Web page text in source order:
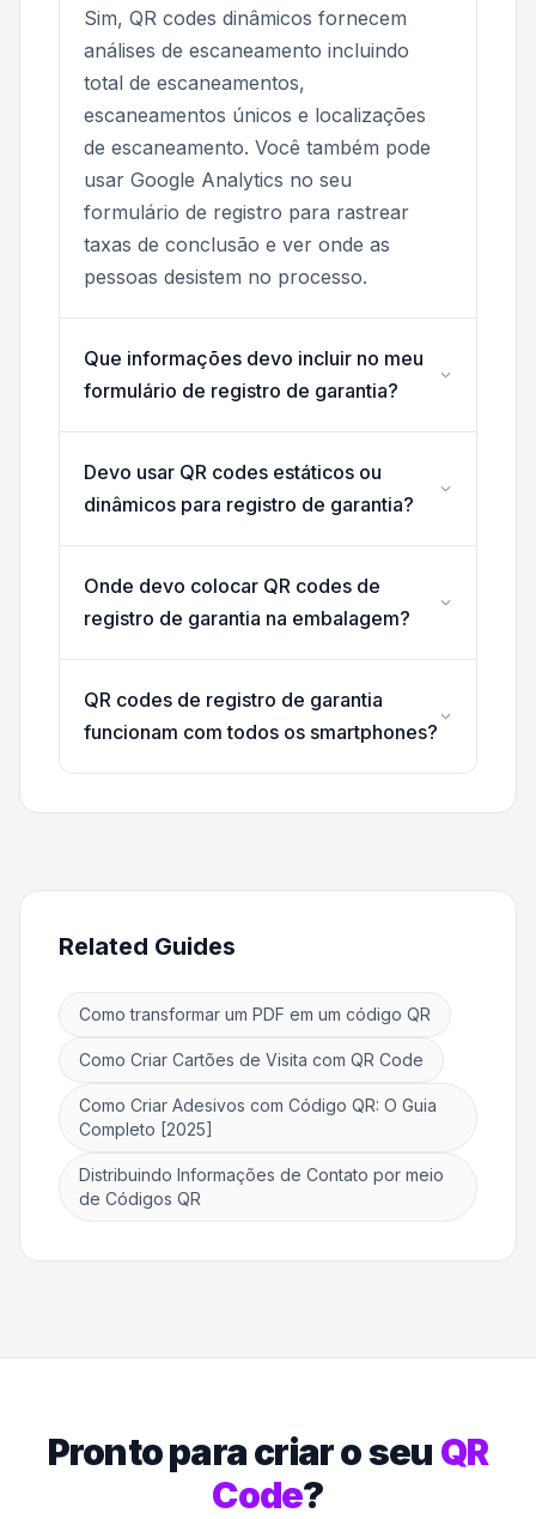
Sim, QR codes dinâmicos fornecem
análises de escaneamento incluindo
total de escaneamentos,
escaneamentos únicos e localizações
de escaneamento. Você também pode
usar Google Analytics no seu
formulário de registro para rastrear
taxas de conclusão e ver onde as
pessoas desistem no processo.
Que informações devo incluir no meu
formulário de registro de garantia?
Devo usar QR codes estáticos ou
dinâmicos para registro de garantia?
Onde devo colocar QR codes de
registro de garantia na embalagem?
QR codes de registro de garantia
funcionam com todos os smartphones?
Related Guides
Como transformar um PDF em um código QR
Como Criar Cartões de Visita com QR Code
Como Criar Adesivos com Código QR: O Guia
Completo [2025]
Distribuindo Informações de Contato por meio
de Códigos QR
Pronto para criar o seu QR
Code?